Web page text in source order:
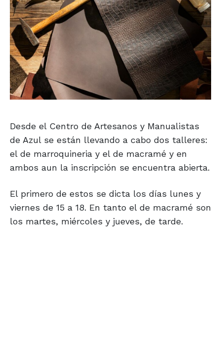
Desde el Centro de Artesanos y Manualistas
de Azul se están llevando a cabo dos talleres:
el de marroquineria y el de macramé y en
ambos aun la inscripción se encuentra abierta.
El primero de estos se dicta los días lunes y
viernes de 15 a 18. En tanto el de macramé son
los martes, miércoles y jueves, de tarde.